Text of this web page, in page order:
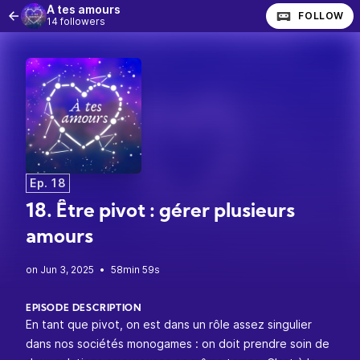
À tes amours
14 followers FOLLOW
Ep. 18
18. Être pivot : gérer plusieurs
amours
• 58min 59s
EPISODE DESCRIPTION
En tant que pivot, on est dans un rôle assez singulier
dans nos sociétés monogames : on doit prendre soin de